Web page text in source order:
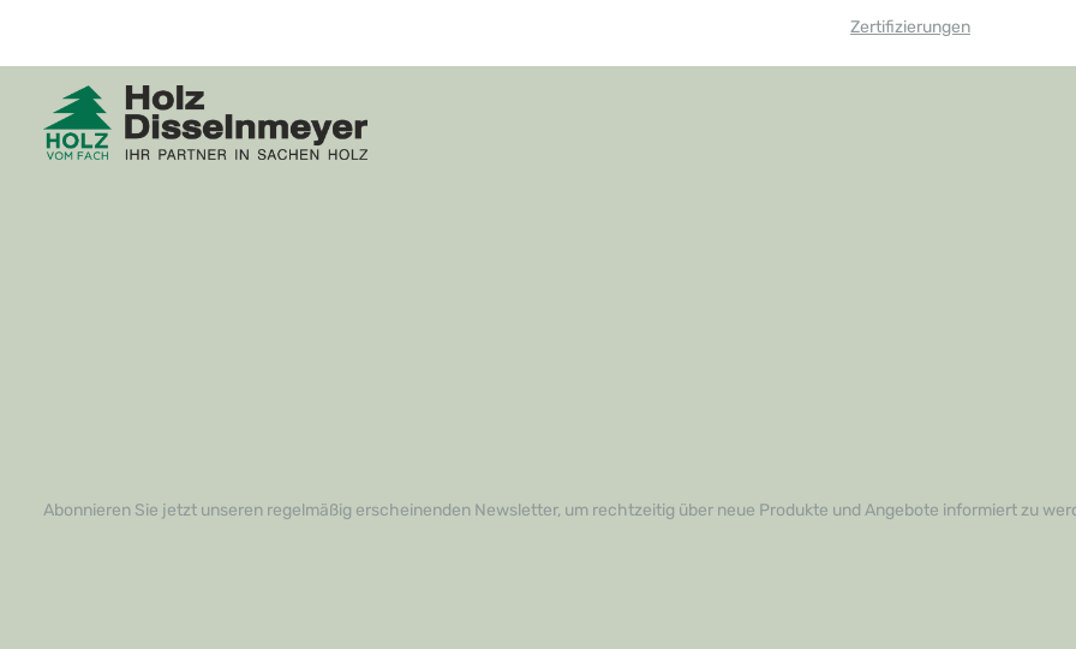
Zertifizierungen
Abonnieren Sie jetzt unseren regelmäßig erscheinenden Newsletter, um rechtzeitig über neue Produkte und Angebote informiert zu